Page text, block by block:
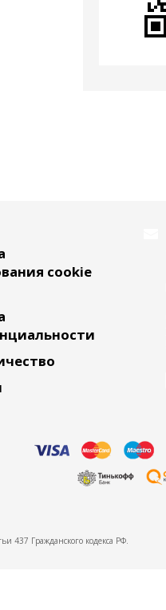
cookie
437 Гражданского кодекса РФ.